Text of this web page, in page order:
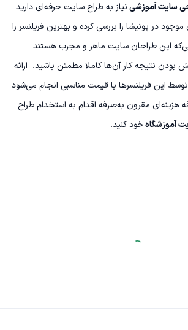
سایت آموزشینیاز به طراح سایت حرفه‌ای دارید
در پونیشا را بررسی کرده و بهترین فریلنسر را
این طراحان سایت ماهر و مجرب هستند
بودن نتیجه کار آن‌ها کاملا مطمئن باشید. ارائه
این فریلنسرها با قیمت مناسبی انجام می‌شود
هزینه‌ای مقرون به‌صرفه اقدام به استخدام طراح
آموزشگاهخود کنید.